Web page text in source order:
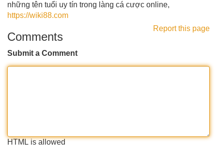
những tên tuổi uy tín trong làng cá cược online,
https://wiki88.com
Report this page
Comments
Submit a Comment
HTML is allowed